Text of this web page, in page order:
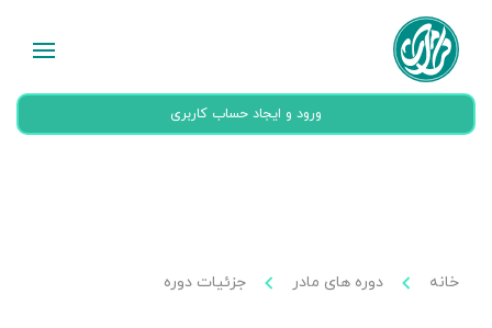
ورود و ایجاد حساب کاربری
خانه دوره های مادر جزئیات دوره